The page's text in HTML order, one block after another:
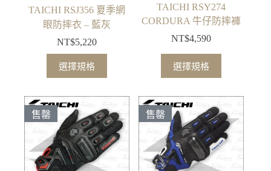
品
頁
選
擇
選
品
頁
面
擇
選
TAICHI RSJ356 夏季網
眼防摔衣 – 藍灰
NT$5,220
選擇規格
此
產
有
多
種
款
式。
TAICHI RSY274
CORDURA 牛仔防摔褲
NT$4,590
選擇規格
此
產
有
多
種
款
式。
售罄 售罄